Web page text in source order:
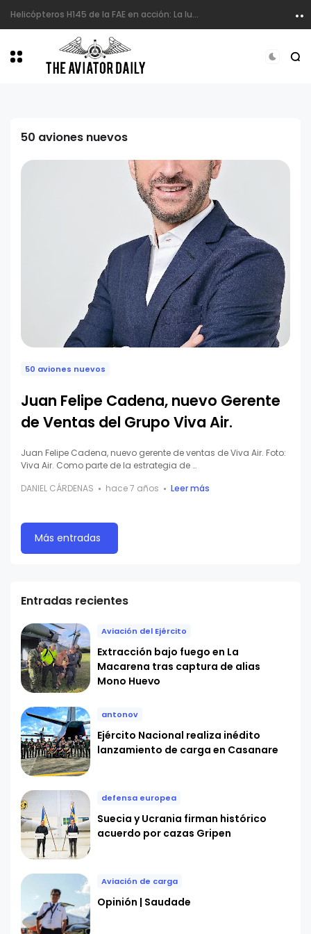
Helicópteros H145 de la FAE en acción: La lucha aérea contra incendios en Ecuador
50 aviones nuevos
50 aviones nuevos
Juan Felipe Cadena, nuevo Gerente
de Ventas del Grupo Viva Air.
Juan Felipe Cadena, nuevo gerente de ventas de Viva Air. Foto:
Viva Air. Como parte de la estrategia de …
DANIEL CÁRDENAS
hace 7 años Leer más
Más entradas
Entradas recientes
Aviación del Ejército
Extracción bajo fuego en La
Macarena tras captura de alias
Mono Huevo
antonov
Ejército Nacional realiza inédito
lanzamiento de carga en Casanare
defensa europea
Suecia y Ucrania firman histórico
acuerdo por cazas Gripen
Aviación de carga
Opinión | Saudade